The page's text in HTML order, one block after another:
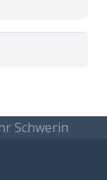
Schwerin